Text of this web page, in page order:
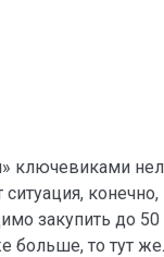
ключевиками
конечно,
закупить до 50
больше, то тут